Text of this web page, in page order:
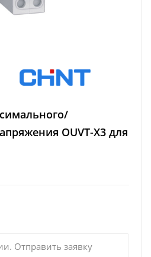
OUVT-X3 для
Отправить заявку